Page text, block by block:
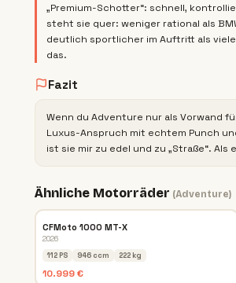
„Premium-Schotter“: schnell,
steht sie quer: weniger rational als
deutlich sportlicher im Auftritt als
das.
Fazit
Wenn du Adventure nur als Vorwand
Luxus-Anspruch mit echtem Punch
ist sie mir zu edel und zu „Straße“.
Ähnliche Motorräder (Adventure)
CFMoto 1000 MT-X
2026
112 PS
946 ccm 222 kg
10.999 €